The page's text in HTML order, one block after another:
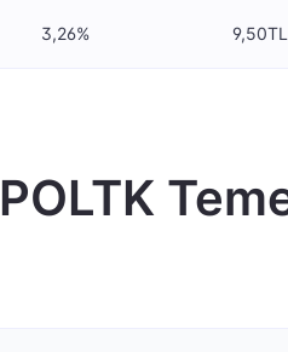
3,26% 9,50TL
POLTK